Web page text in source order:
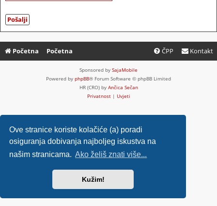
Ove stranice koriste kolačiće (a) poradi
osiguranja dobivanja najboljeg iskustva na
našim stranicama. Ako želiš znati više...
Kužim!
Početna Početna Kontakt
ČPP
Sponsored by SajaMobile
Powered by phpBB® Forum Software © phpBB Limited
HR (CRO) by Ančica Sečan
Privatnost| Uvjeti